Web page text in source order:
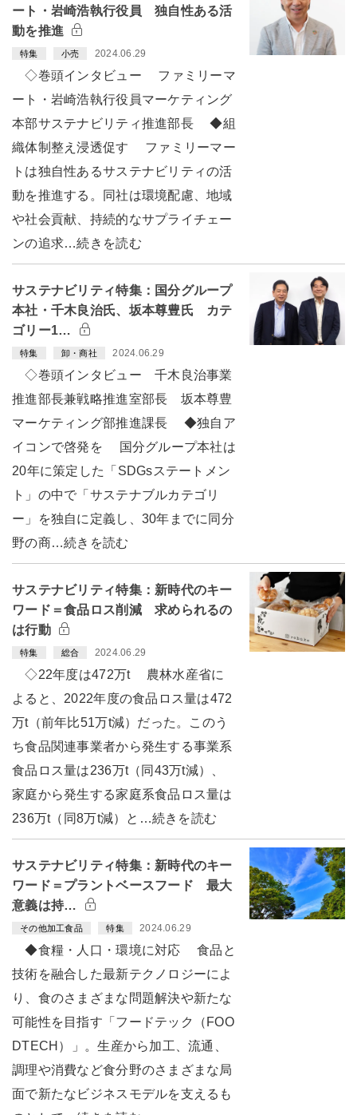
ート・岩崎浩執行役員 独自性ある活
動を推進
特集 小売 2024.06.29
◇巻頭インタビュー ファミリーマ
ート・岩崎浩執行役員マーケティング
本部サステナビリティ推進部長 ◆組
織体制整え浸透促す ファミリーマー
トは独自性あるサステナビリティの活
動を推進する。同社は環境配慮、地域
や社会貢献、持続的なサプライチェー
ンの追求…続きを読む
サステナビリティ特集：国分グループ
本社・千木良治氏、坂本尊豊氏 カテ
ゴリー1…
特集 卸・商社 2024.06.29
◇巻頭インタビュー 千木良治事業
推進部長兼戦略推進室部長 坂本尊豊
マーケティング部推進課長 ◆独自ア
イコンで啓発を 国分グループ本社は
20年に策定した「SDGsステートメン
ト」の中で「サステナブルカテゴリ
ー」を独自に定義し、30年までに同分
野の商…続きを読む
サステナビリティ特集：新時代のキー
ワード＝食品ロス削減 求められるの
は行動
特集 総合 2024.06.29
◇22年度は472万t 農林水産省に
よると、2022年度の食品ロス量は472
万t（前年比51万t減）だった。このう
ち食品関連事業者から発生する事業系
食品ロス量は236万t（同43万t減）、
家庭から発生する家庭系食品ロス量は
236万t（同8万t減）と…続きを読む
サステナビリティ特集：新時代のキー
ワード＝プラントベースフード 最大
意義は持…
その他加工食品 特集 2024.06.29
◆食糧・人口・環境に対応 食品と
技術を融合した最新テクノロジーによ
り、食のさまざまな問題解決や新たな
可能性を目指す「フードテック（FOO
DTECH）」。生産から加工、流通、
調理や消費など食分野のさまざまな局
面で新たなビジネスモデルを支えるも